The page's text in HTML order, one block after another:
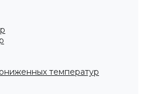
температур